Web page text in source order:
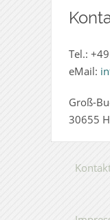
Tel.:
eMail:
Groß-
30655